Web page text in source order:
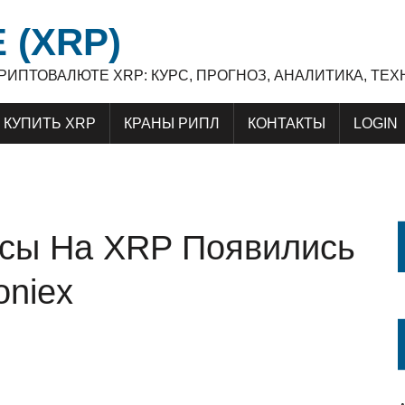
XRP: КУРС, ПРОГНОЗ, АНАЛИТИКА,
XRP КРАНЫ РИПЛ КОНТАКТЫ LOGIN
На XRP Появились